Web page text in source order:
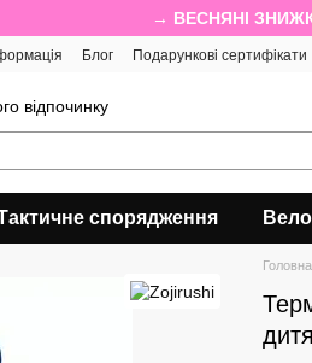
→ ВЕСНЯНІ
Блог Подарункові сертифікати
відпочинку
спорядження Вело
Головна